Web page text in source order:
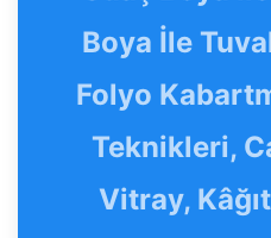
Boya İle
Folyo
Teknikleri,
Vitray,